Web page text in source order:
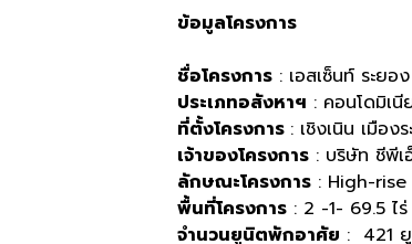
ข้อมูลโครงการ
ชื่อโครงการ : เอสเซ็นท์ ระย
ประเภทอสังหาฯ : คอนโดมิเ
ที่ตั้งโครงการ : เชิงเนิน เมือ
เจ้าของโครงการ : บริษัท ชีพีเ
ลักษณะโครงการ : High-
พื้นที่โครงการ : 2 -1- 69.5 ไร่
จำนวนยูนิตพักอาศัย : 421